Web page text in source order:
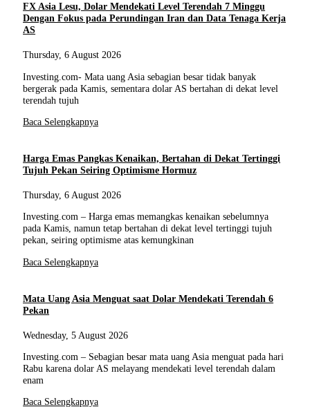
FX Asia Lesu, Dolar Mendekati Level Terendah 7 Minggu
Dengan Fokus pada Perundingan Iran dan Data Tenaga Kerja
AS
Thursday, 6 August 2026
Investing.com- Mata uang Asia sebagian besar tidak banyak
bergerak pada Kamis, sementara dolar AS bertahan di dekat level
terendah tujuh
Baca Selengkapnya
Harga Emas Pangkas Kenaikan, Bertahan di Dekat Tertinggi
Tujuh Pekan Seiring Optimisme Hormuz
Thursday, 6 August 2026
Investing.com – Harga emas memangkas kenaikan sebelumnya
pada Kamis, namun tetap bertahan di dekat level tertinggi tujuh
pekan, seiring optimisme atas kemungkinan
Baca Selengkapnya
Mata Uang Asia Menguat saat Dolar Mendekati Terendah 6
Pekan
Wednesday, 5 August 2026
Investing.com – Sebagian besar mata uang Asia menguat pada hari
Rabu karena dolar AS melayang mendekati level terendah dalam
enam
Baca Selengkapnya